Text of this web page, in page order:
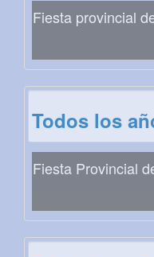
Fiesta provincial
Todos los
Fiesta Provincial